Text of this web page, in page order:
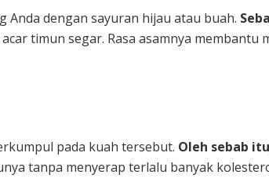
Anda dengan sayuran hijau atau buah.
timun segar. Rasa asamnya membantu
pada kuah tersebut. Oleh sebab itu
tanpa menyerap terlalu banyak